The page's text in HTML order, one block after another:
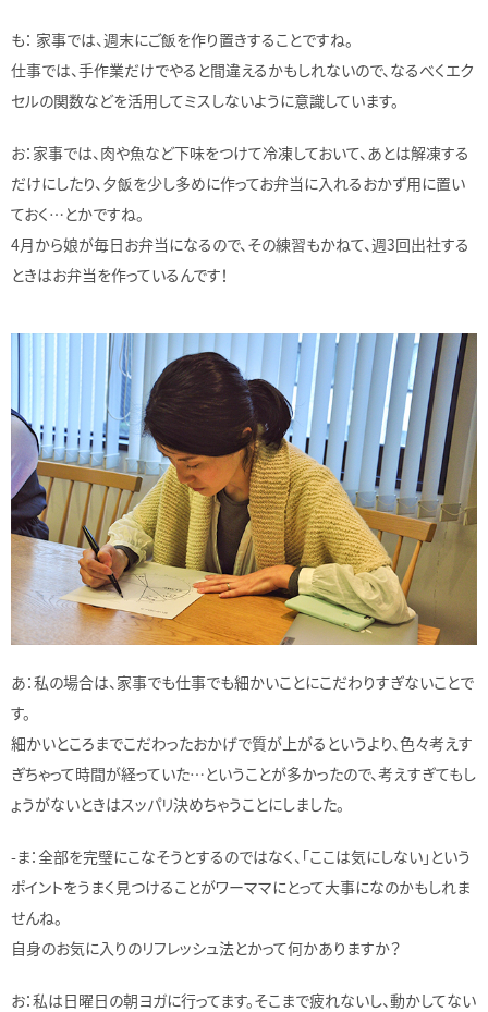
も： 家事では、週末にご飯を作り置きすることですね。
仕事では、手作業だけでやると間違えるかもしれないので、なるべくエク
セルの関数などを活用してミスしないように意識しています。
お：家事では、肉や魚など下味をつけて冷凍しておいて、あとは解凍する
だけにしたり、夕飯を少し多めに作ってお弁当に入れるおかず用に置い
ておく…とかですね。
4月から娘が毎日お弁当になるので、その練習もかねて、週3回出社する
ときはお弁当を作っているんです！
あ：私の場合は、家事でも仕事でも細かいことにこだわりすぎないことで
す。
細かいところまでこだわったおかげで質が上がるというより、色々考えす
ぎちゃって時間が経っていた…ということが多かったので、考えすぎてもし
ょうがないときはスッパリ決めちゃうことにしました。
-ま：全部を完璧にこなそうとするのではなく、「ここは気にしない」という
ポイントをうまく見つけることがワーママにとって大事になのかもしれま
せんね。
自身のお気に入りのリフレッシュ法とかって何かありますか？
お：私は日曜日の朝ヨガに行ってます。そこまで疲れないし、動かしてない